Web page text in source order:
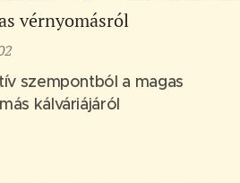
vérnyomásról
szempontból a magas
kálváriájáról